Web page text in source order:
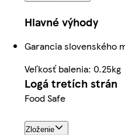
Hlavné výhody
Garancia slovenského
Veľkosť balenia: 0.25kg
Logá tretích strán
Food Safe
Zloženie